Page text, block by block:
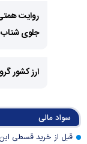
روایت
جلوی شتاب
ارز کشور
سواد مالی
قبل از خرید قسطی این ۷ هزینه پنهان را بشناسید